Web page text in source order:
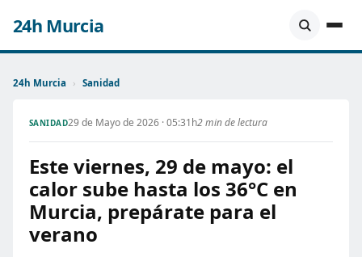
24h Murcia
24h Murcia › Sanidad
SANIDAD29 de Mayo de 2026 · 05:31h2 min de lectura
Este viernes, 29 de mayo: el
calor sube hasta los 36°C en
Murcia, prepárate para el
verano